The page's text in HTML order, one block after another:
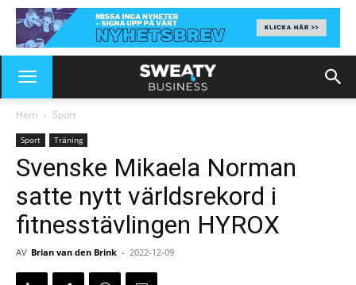
Hem Sport
Sport Träning
Svenske Mikaela Norman
satte nytt världsrekord i
fitnesstävlingen HYROX
AV Brian van den Brink - 2022-12-09